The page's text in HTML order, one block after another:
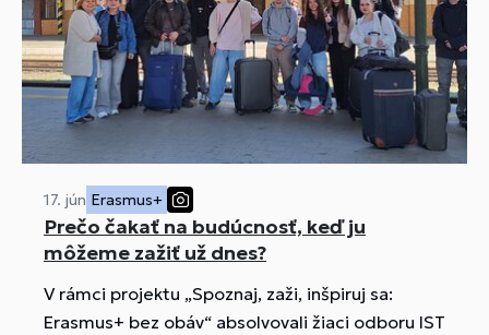
17. jún Erasmus+
Prečo čakať na budúcnosť, keď ju
môžeme zažiť už dnes?
V rámci projektu „Spoznaj, zaži, inšpiruj sa:
Erasmus+ bez obáv“ absolvovali žiaci odboru IST